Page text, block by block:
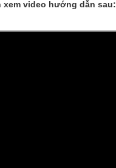
video hướng dẫn sau: